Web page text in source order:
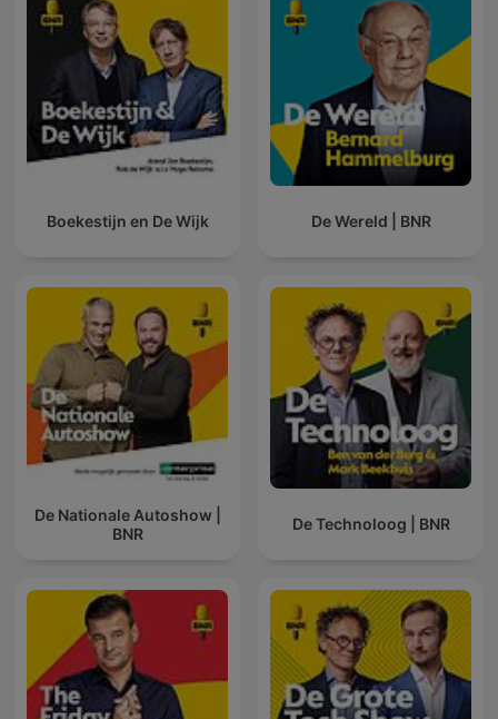
Boekestijn en De Wijk De Wereld | BNR
De Nationale Autoshow |
BNR
De Technoloog | BNR